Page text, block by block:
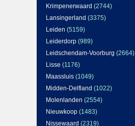
Krimpenerwaard (2744)
Lansingerland (3375)
Leiden (5159)
Leiderdorp (989)
Leidschendam-Voorburg (2664)
Lisse (1176)
Maassluis (1049)
Midden-Delfland (1022)
Molenlanden (2554)
Nieuwkoop (1483)
Nissewaard (2319)